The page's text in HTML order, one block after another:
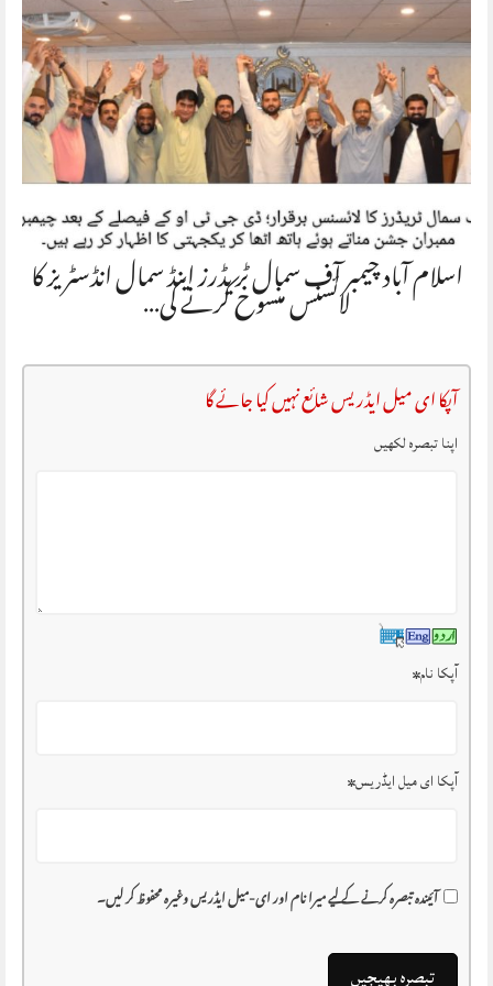
اسلام آباد چیمبر آف سمال ٹریڈرز اینڈ سمال انڈسٹریز کا
لائسنس منسوخ کرنے کی…
آپکا ای میل ایڈریس شائع نہیں کیا جائے گا
اپنا تبصرہ لکھیں
آپکا نام*
آپکا ای میل ایڈریس*
آئیندہ تبصرہ کرنے کے لیے میرا نام اور ای-میل ایڈریس وغیرہ محفوظ کر لیں۔